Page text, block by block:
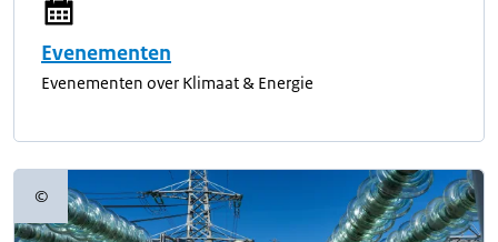
Evenementen
Evenementen over Klimaat & Energie
©Copyrightinformatie